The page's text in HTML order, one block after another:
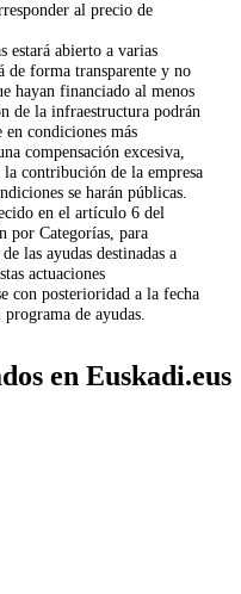
al precio de
estará abierto a varias
de forma transparente y no
hayan financiado al menos
de la infraestructura podrán
en condiciones más
compensación excesiva,
contribución de la empresa
se harán públicas.
en el artículo 6 del
por Categorías, para
las ayudas destinadas a
actuaciones
con posterioridad a la fecha
de ayudas.
en Euskadi.eus